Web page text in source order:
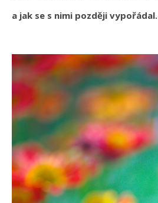
a jak se s nimi později vypořádal.